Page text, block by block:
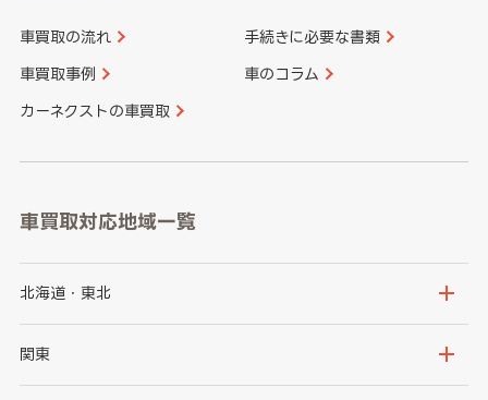
車買取の流れ 手続きに必要な書類
車買取事例 車のコラム
カーネクストの車買取
車買取対応地域一覧
北海道・東北
北海道
関東